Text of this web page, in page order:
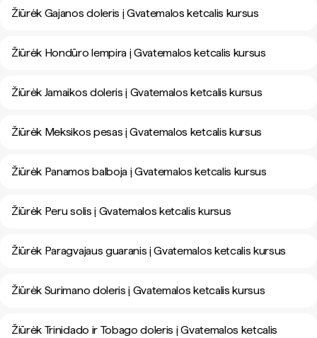
Žiūrėk Gajanos doleris į Gvatemalos ketcalis kursus
Žiūrėk Hondūro lempira į Gvatemalos ketcalis kursus
Žiūrėk Jamaikos doleris į Gvatemalos ketcalis kursus
Žiūrėk Meksikos pesas į Gvatemalos ketcalis kursus
Žiūrėk Panamos balboja į Gvatemalos ketcalis kursus
Žiūrėk Peru solis į Gvatemalos ketcalis kursus
Žiūrėk Paragvajaus guaranis į Gvatemalos ketcalis kursus
Žiūrėk Surimano doleris į Gvatemalos ketcalis kursus
Žiūrėk Trinidado ir Tobago doleris į Gvatemalos ketcalis